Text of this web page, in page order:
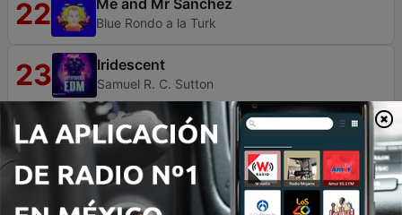
22 Me and Mr Sanchez
Blue Rondo a la Turk
23 Iridescent
Samuel R. C. Sutton
24 Tango Del Fuego
Parov Stelar
25 Ameno
Eric Lévi